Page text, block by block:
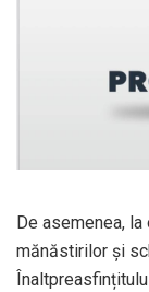
De asemenea,
mănăstirilor și